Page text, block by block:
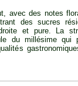
avec des notes
des sucres
et pure. La
du millésime